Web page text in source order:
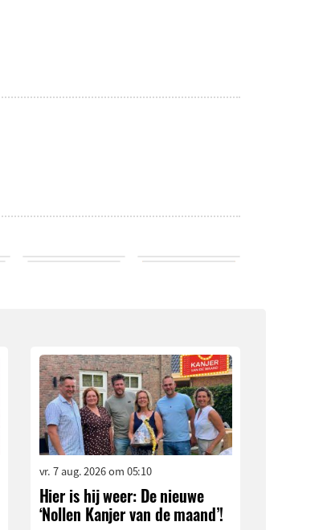
vr. 7 aug. 2026 om 05:10
Hier is hij weer: De nieuwe
‘Nollen Kanjer van de maand’!